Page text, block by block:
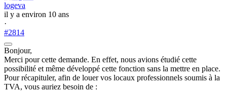
logeva
il y a environ 10 ans
·
#2814
Bonjour,
Merci pour cette demande. En effet, nous avions étudié cette
possibilité et même développé cette fonction sans la mettre en place.
Pour récapituler, afin de louer vos locaux professionnels soumis à la
TVA, vous auriez besoin de :